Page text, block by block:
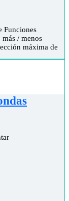
Funciones
/ menos
máxima de